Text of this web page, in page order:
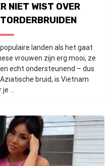
NIET WIST OVER
landen als het gaat
vrouwen zijn erg mooi, ze
echt ondersteunend – dus
bruid, is Vietnam
...